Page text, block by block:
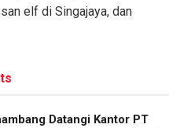
elf di Singajaya, dan
Datangi Kantor PT